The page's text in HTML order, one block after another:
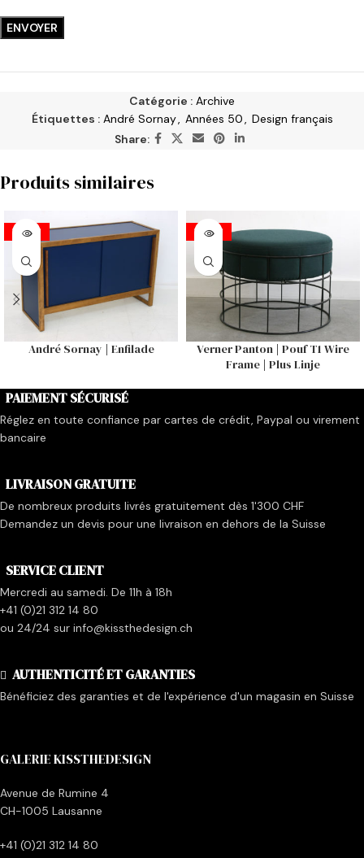
Catégorie : Archive
Étiquettes : André Sornay, Années 50, Design français
Share:
Produits similaires
VENDU
André Sornay | Enfilade
VENDU
Verner Panton | Pouf T1 Wire
Frame | Plus Linje
PAIEMENT SÉCURISÉ
Réglez en toute confiance par cartes de crédit, Paypal ou virement
bancaire
LIVRAISON GRATUITE
De nombreux produits livrés gratuitement dès 1'300 CHF
Demandez un devis pour une livraison en dehors de la Suisse
SERVICE CLIENT
Mercredi au samedi. De 11h à 18h
+41 (0)21 312 14 80
ou 24/24 sur info@kissthedesign.ch
AUTHENTICITÉ ET GARANTIES
Bénéficiez des garanties et de l'expérience d'un magasin en Suisse
GALERIE KISSTHEDESIGN
Avenue de Rumine 4
CH-1005 Lausanne
+41 (0)21 312 14 80